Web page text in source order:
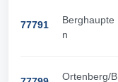
77791
Berghaupte
n
Ortenberg/B